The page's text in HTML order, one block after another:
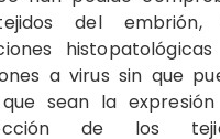
del embrión,
a virus sin que
sean la
de los